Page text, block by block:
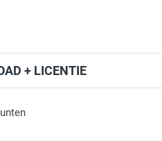
+ LICENTIE